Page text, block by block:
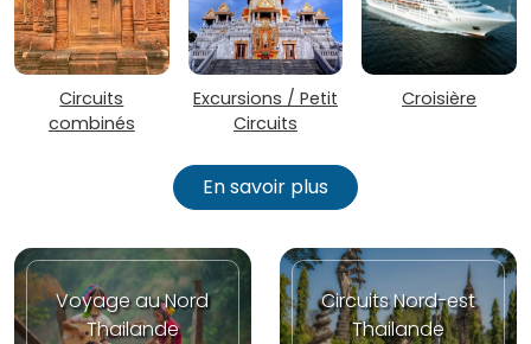
Circuits
combinés
Excursions / Petit
Circuits
Croisière
En savoir plus
Voyage au Nord
Thailande
Circuits Nord-est
Thailande